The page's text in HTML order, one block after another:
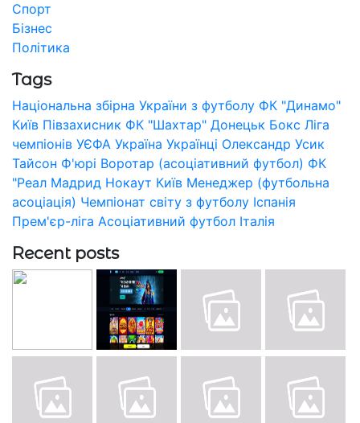
Спорт
Бізнес
Політика
Tags
Національна збірна України з футболу ФК "Динамо"
Київ Півзахисник ФК "Шахтар" Донецьк Бокс Ліга
чемпіонів УЄФА Україна Українці Олександр Усик
Тайсон Ф'юрі Воротар (асоціативний футбол) ФК
"Реал Мадрид Нокаут Київ Менеджер (футбольна
асоціація) Чемпіонат світу з футболу Іспанія
Прем'єр-ліга Асоціативний футбол Італія
Recent posts